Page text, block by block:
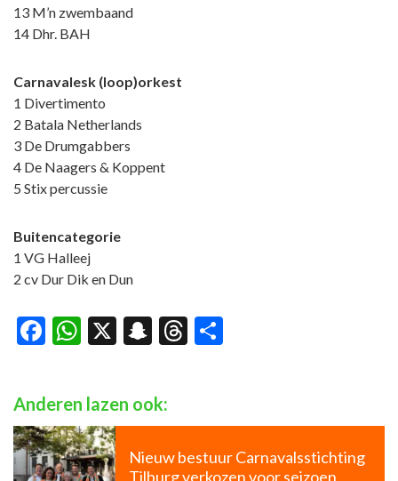
13 M’n zwembaand
14 Dhr. BAH
Carnavalesk (loop)orkest
1 Divertimento
2 Batala Netherlands
3 De Drumgabbers
4 De Naagers & Koppent
5 Stix percussie
Buitencategorie
1 VG Halleej
2 cv Dur Dik en Dun
Facebook
WhatsApp
X Snapchat
Threads
Anderen lazen ook:
Nieuw bestuur Carnavalsstichting
Tilburg verkozen voor seizoen